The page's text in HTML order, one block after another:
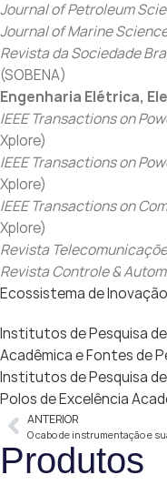
Journal of Petroleum
Journal of Marine
Revista da Sociedade
(SOBENA)
Engenharia Elétrica,
IEEE Transactions on
Xplore)
IEEE Transactions on
Xplore)
IEEE Transactions on
Xplore)
Revista
Revista Controle &
Ecossistema de
Institutos de Pesquisa
Acadêmica e Fontes de
Institutos de Pesquisa
Polos de Excelência
ANTERIOR
Produtos